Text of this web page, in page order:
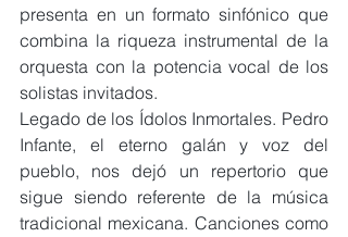
presenta en un formato sinfónico que
combina la riqueza instrumental de la
orquesta con la potencia vocal de los
solistas invitados.
Legado de los Ídolos Inmortales. Pedro
Infante, el eterno galán y voz del
pueblo, nos dejó un repertorio que
sigue siendo referente de la música
tradicional mexicana. Canciones como